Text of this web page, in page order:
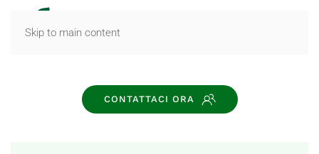
Skip to main content
CONTATTACI ORA